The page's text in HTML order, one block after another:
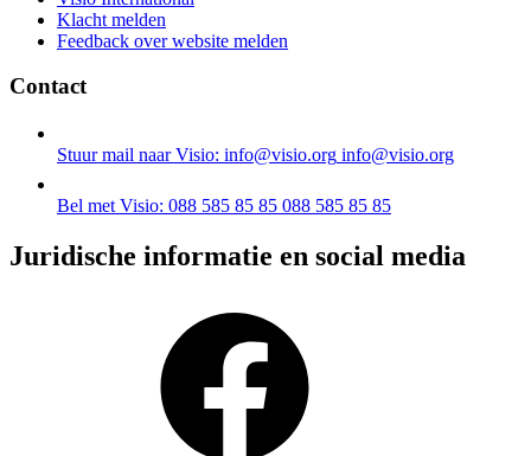
Klacht melden
Feedback over website melden
Contact
Stuur mail naar Visio: info@visio.org info@visio.org
Bel met Visio: 088 585 85 85 088 585 85 85
Juridische informatie en social media